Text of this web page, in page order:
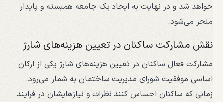
خواهد شد و در نهایت به ایجاد یک جامعه همبسته و پایدار
منجر می‌شود.
نقش مشارکت ساکنان در تعیین هزینه‌های شارژ
مشارکت فعال ساکنان در تعیین هزینه‌های شارژ یکی از ارکان
اساسی موفقیت شورای مدیریت ساختمان به شمار می‌رود.
زمانی که ساکنان احساس کنند نظرات و نیازهایشان در فرایند